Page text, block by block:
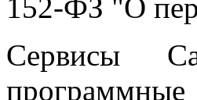
152-ФЗ "О
Сервисы